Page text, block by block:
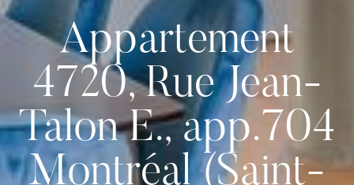
Appartement
4720, Rue Jean-
Talon E., app.704
Montréal (Saint-